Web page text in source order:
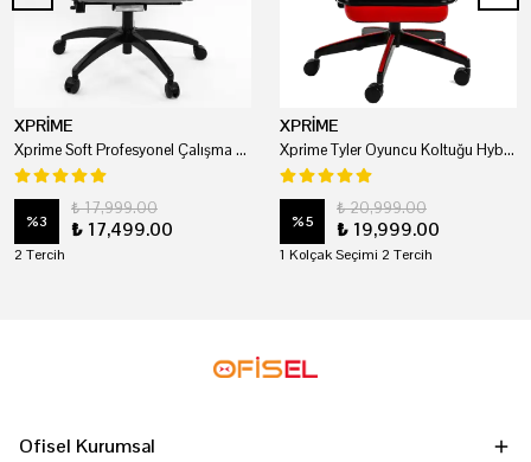
XPRİME
Xprime Soft Profesyonel Çalışma Ve Oyuncu Koltuğu
%3
₺ 17,999.00
₺ 17,499.00
2 Tercih
XPRİME
Xprime Tyler Oyuncu Koltuğu Hybrid Kumaş Kırmızı
%5
₺ 20,999.00
₺ 19,999.00
1 Kolçak Seçimi 2 Tercih
Ofisel Kurumsal